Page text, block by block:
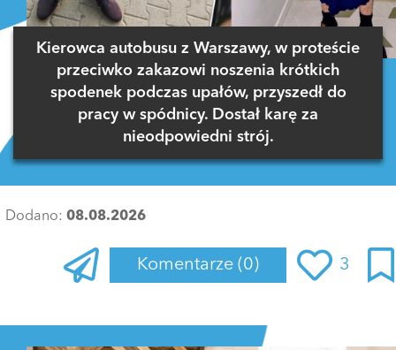
Kierowca autobusu z Warszawy, w proteście
przeciwko zakazowi noszenia krótkich
spodenek podczas upałów, przyszedł do
pracy w spódnicy. Dostał karę za
nieodpowiedni strój.
Dodano: 08.08.2026
Komentarze (0) 3